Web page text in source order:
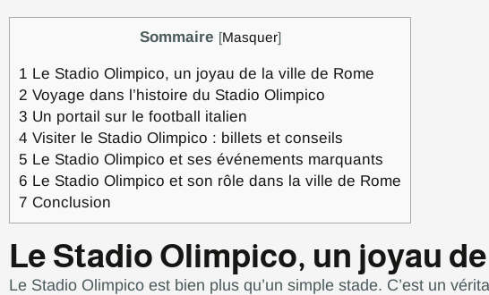
Sommaire [Masquer]
1 Le Stadio Olimpico, un joyau de la ville de Rome
2 Voyage dans l’histoire du Stadio Olimpico
3 Un portail sur le football italien
4 Visiter le Stadio Olimpico : billets et conseils
5 Le Stadio Olimpico et ses événements marquants
6 Le Stadio Olimpico et son rôle dans la ville de Rome
7 Conclusion
Le Stadio Olimpico, un joyau
Le Stadio Olimpico est bien plus qu’un simple stade. C’est un